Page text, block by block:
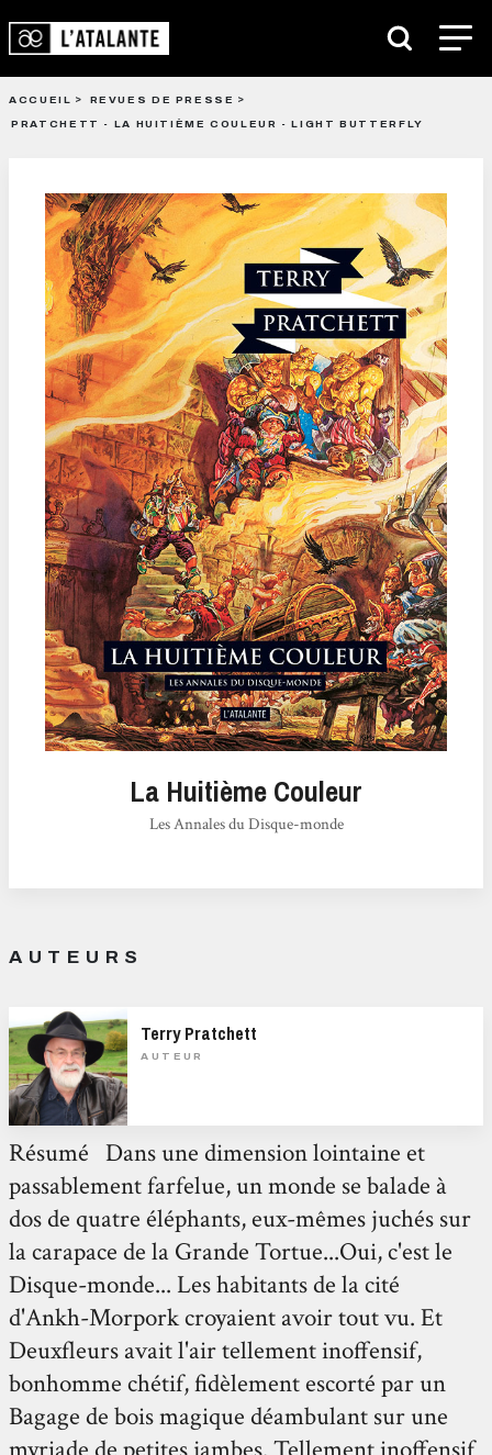
ACCUEIL
REVUES DE PRESSE
PRATCHETT - LA HUITIÈME COULEUR - LIGHT BUTTERFLY
La Huitième Couleur
Les Annales du Disque-monde
AUTEURS
Terry Pratchett
AUTEUR
Résumé Dans une dimension lointaine et
passablement farfelue, un monde se balade à
dos de quatre éléphants, eux-mêmes juchés sur
la carapace de la Grande Tortue...Oui, c'est le
Disque-monde... Les habitants de la cité
d'Ankh-Morpork croyaient avoir tout vu. Et
Deuxfleurs avait l'air tellement inoffensif,
bonhomme chétif, fidèlement escorté par un
Bagage de bois magique déambulant sur une